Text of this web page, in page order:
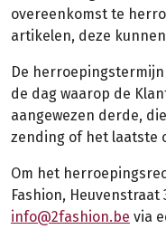
overeenkomst te
artikelen, deze
De
de dag waarop de
aangewezen derde,
zending of het laatste
Om het
Fashion, Heuvenstraat
info@2fashion.be via